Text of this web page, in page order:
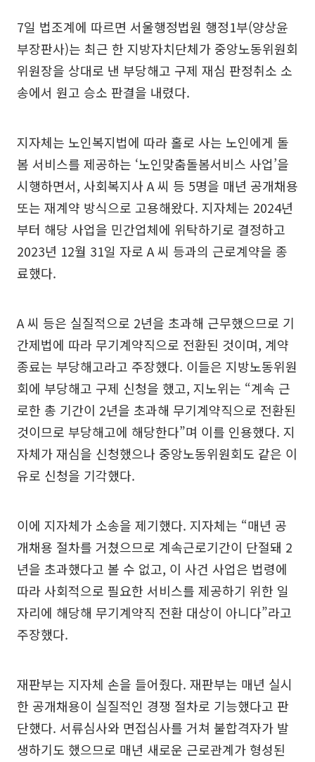
7일 법조계에 따르면 서울행정법원 행정1부(양상윤
부장판사)는 최근 한 지방자치단체가 중앙노동위원회
위원장을 상대로 낸 부당해고 구제 재심 판정취소 소
송에서 원고 승소 판결을 내렸다.
지자체는 노인복지법에 따라 홀로 사는 노인에게 돌
봄 서비스를 제공하는 ‘노인맞춤돌봄서비스 사업’을
시행하면서, 사회복지사 A 씨 등 5명을 매년 공개채용
또는 재계약 방식으로 고용해왔다. 지자체는 2024년
부터 해당 사업을 민간업체에 위탁하기로 결정하고
2023년 12월 31일 자로 A 씨 등과의 근로계약을 종
료했다.
A 씨 등은 실질적으로 2년을 초과해 근무했으므로 기
간제법에 따라 무기계약직으로 전환된 것이며, 계약
종료는 부당해고라고 주장했다. 이들은 지방노동위원
회에 부당해고 구제 신청을 했고, 지노위는 “계속 근
로한 총 기간이 2년을 초과해 무기계약직으로 전환된
것이므로 부당해고에 해당한다”며 이를 인용했다. 지
자체가 재심을 신청했으나 중앙노동위원회도 같은 이
유로 신청을 기각했다.
이에 지자체가 소송을 제기했다. 지자체는 “매년 공
개채용 절차를 거쳤으므로 계속근로기간이 단절돼 2
년을 초과했다고 볼 수 없고, 이 사건 사업은 법령에
따라 사회적으로 필요한 서비스를 제공하기 위한 일
자리에 해당해 무기계약직 전환 대상이 아니다”라고
주장했다.
재판부는 지자체 손을 들어줬다. 재판부는 매년 실시
한 공개채용이 실질적인 경쟁 절차로 기능했다고 판
단했다. 서류심사와 면접심사를 거쳐 불합격자가 발
생하기도 했으므로 매년 새로운 근로관계가 형성된